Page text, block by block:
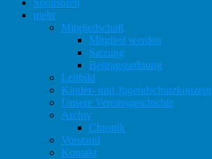
Sponsoren
mehr
Mitgliedschaft
Mitglied werden
Satzung
Beitragsordnung
Leitbild
Kinder- und Jugendschutzkonzept
Unsere Vereinsgeschichte
Archiv
Chronik
Vorstand
Kontakt